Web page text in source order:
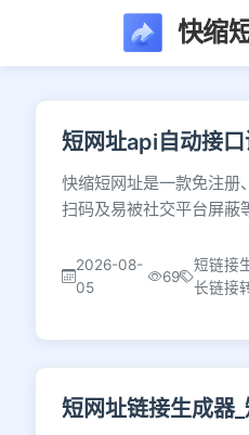
快缩
文章列
短网址api自动接
快缩短网址是一款免注册
扫码及易被社交平台屏蔽
2026-08-
05
69
短链接
长链接
短网址链接生成器